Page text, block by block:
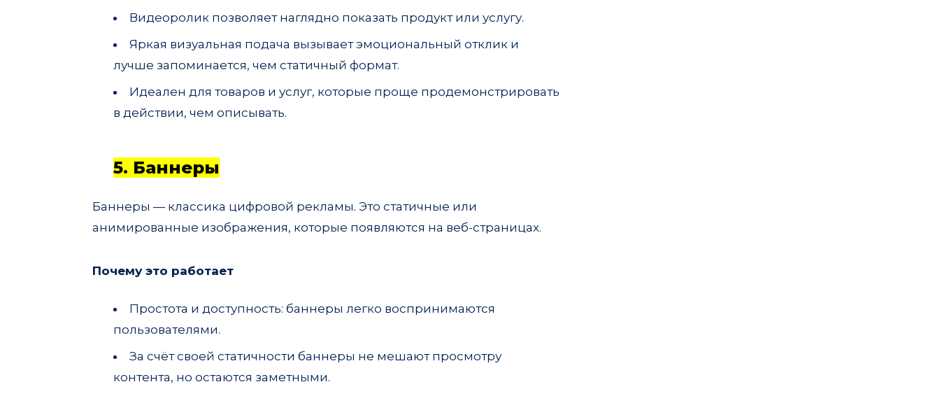
Видеоролик позволяет наглядно показать продукт или услугу.
Яркая визуальная подача вызывает эмоциональный отклик и
лучше запоминается, чем статичный формат.
Идеален для товаров и услуг, которые проще продемонстрировать
в действии, чем описывать.
5. Баннеры
Баннеры — классика цифровой рекламы. Это статичные или
анимированные изображения, которые появляются на веб-страницах.
Почему это работает
Простота и доступность: баннеры легко воспринимаются
пользователями.
За счёт своей статичности баннеры не мешают просмотру
контента, но остаются заметными.